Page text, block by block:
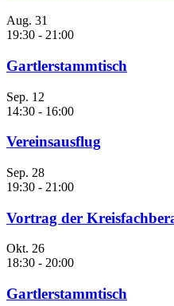
Aug. 31
19:30 - 21:00
Gartlerstammtisch
Sep. 12
14:30 - 16:00
Vereinsausflug
Sep. 28
19:30 - 21:00
Vortrag der
Okt. 26
18:30 - 20:00
Gartlerstammtisch